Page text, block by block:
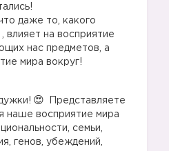
даже то, какого
, влияет на восприятие
нас предметов, а
мира вокруг!
Представляете
наше восприятие мира
семьи,
генов, убеждений,